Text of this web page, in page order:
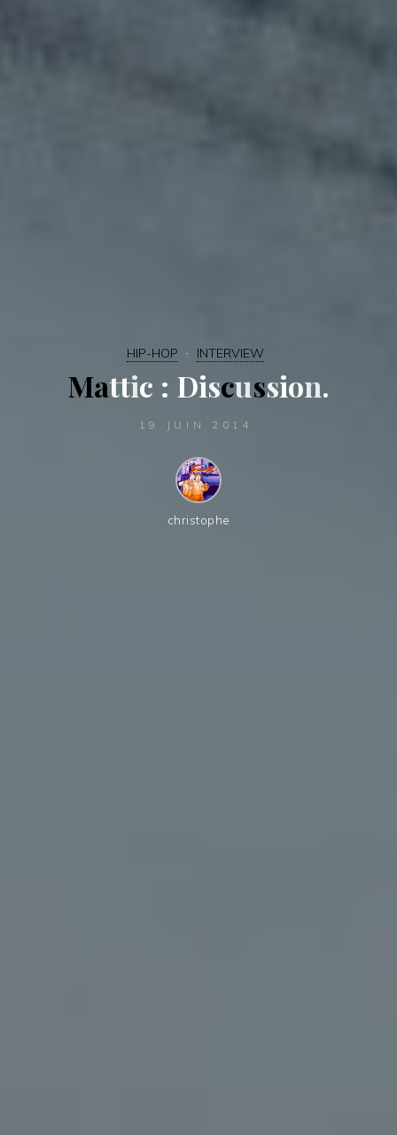
HIP-HOP INTERVIEW
Mattic : Discussion.
19 JUIN 2014
christophe